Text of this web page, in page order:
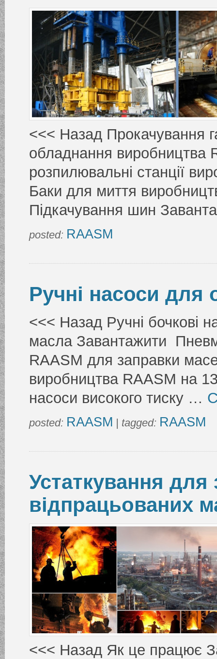
<<< Назад Прокачування
обладнання виробництва
розпилювальні станції
Баки для миття
Підкачування шин
posted: RAASM
Ручні насоси для
<<< Назад Ручні бочкові
масла Завантажити
RAASM для заправки
виробництва RAASM на
насоси високого тиску …
posted: RAASM | tagged: RAASM
Устаткування для
відпрацьованих
<<< Назад Як це працює